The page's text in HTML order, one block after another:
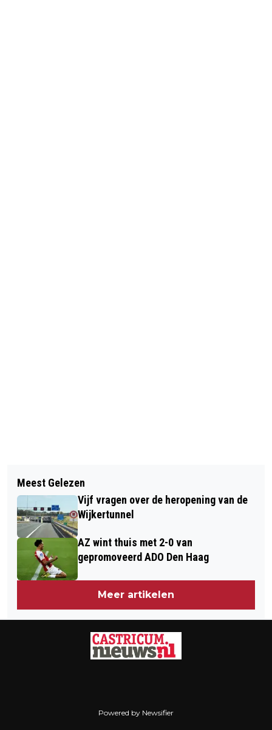
NA HET WEEKEND VOLOP ZON EN
TEMPERATUREN TOT 30 GRADEN
VERWACHT
HÉ, HÉ, IK BEN ANDRÉ! VANDAAG 60
JAAR OP DE TV
Meest Gelezen
Vijf vragen over de heropening van de
Wijkertunnel
AZ wint thuis met 2-0 van
gepromoveerd ADO Den Haag
Meer artikelen
Powered by Newsifier